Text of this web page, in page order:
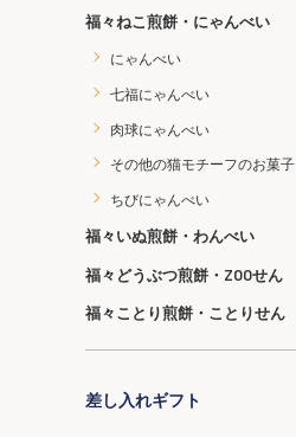
福々ねこ煎餅・にゃんべい
にゃんべい
七福にゃんべい
肉球にゃんべい
その他の猫モチーフのお菓子
ちびにゃんべい
福々いぬ煎餅・わんべい
福々どうぶつ煎餅・ZOOせん
福々ことり煎餅・ことりせん
差し入れギフト